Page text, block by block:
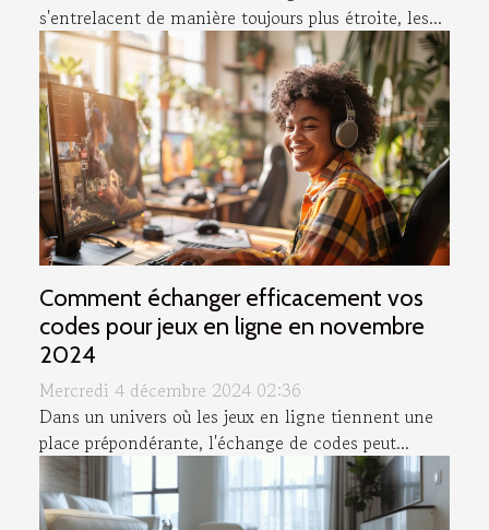
s'entrelacent de manière toujours plus étroite, les...
Comment échanger efficacement vos
codes pour jeux en ligne en novembre
2024
Mercredi 4 décembre 2024 02:36
Dans un univers où les jeux en ligne tiennent une
place prépondérante, l'échange de codes peut...